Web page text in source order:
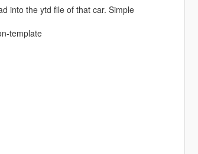
into the ytd file of that car. Simple
template